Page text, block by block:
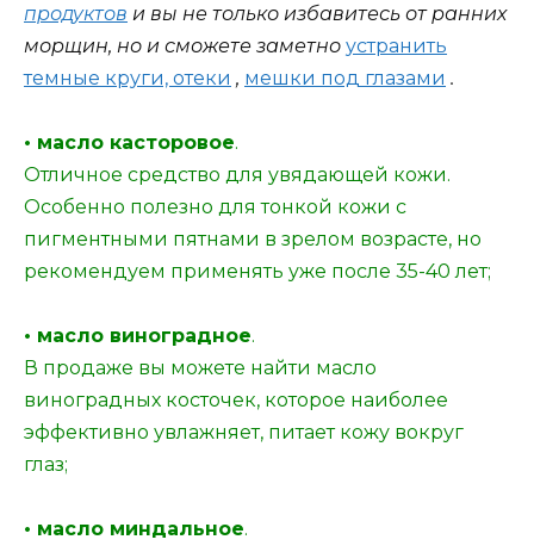
продуктов и вы не только избавитесь от ранних
морщин, но и сможете заметно устранить
темные круги, отеки , мешки под глазами .
• масло касторовое.
Отличное средство для увядающей кожи.
Особенно полезно для тонкой кожи с
пигментными пятнами в зрелом возрасте, но
рекомендуем применять уже после 35-40 лет;
• масло виноградное.
В продаже вы можете найти масло
виноградных косточек, которое наиболее
эффективно увлажняет, питает кожу вокруг
глаз;
• масло миндальное.